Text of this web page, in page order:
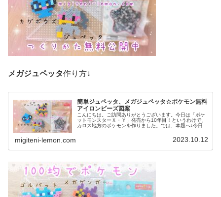
メガジュペッタ作り方↓
簡単ジュペッタ、メガジュペッタ☆ポケモン無料
アイロンビーズ図案
こんにちは。ご訪問ありがとうございます。今日は「ポケ
ットモンスターＸ・Ｙ」発売から10年目！というわけで、
カロス地方のポケモンを作りました。では、本題へ↓今日の
migiteni-lemon.com 2023.10.12